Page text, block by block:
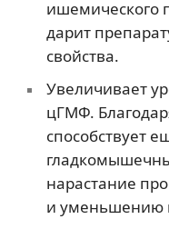
ишемического
дарит
свойства.
Увеличивает
цГМФ.
способствует
нарастание
и уменьшению